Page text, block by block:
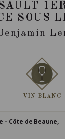
SOUS
VIN BLANC
- Côte de Beaune,